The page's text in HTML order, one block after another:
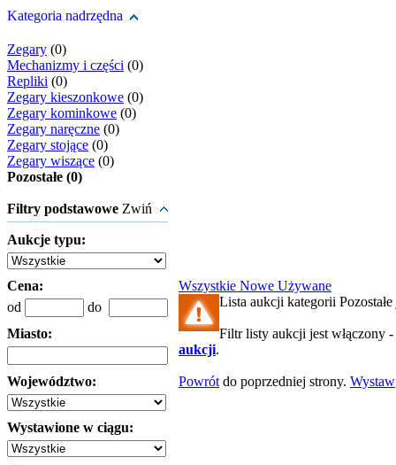
Kategoria nadrzędna
Zegary (0)
Mechanizmy i części (0)
Repliki (0)
Zegary kieszonkowe (0)
Zegary kominkowe (0)
Zegary naręczne (0)
Zegary stojące (0)
Zegary wiszące (0)
Pozostałe (0)
Filtry podstawowe Zwiń
Aukcje typu:
Cena:
od
do
Miasto:
Województwo:
Wystawione w ciągu:
Wszystkie Nowe Używane
Lista aukcji kategorii Pozostałe
Filtr listy aukcji jest włączony -
aukcji.
Powrót do poprzedniej strony. Wystaw